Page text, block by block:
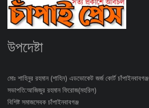
উপদেষ্টা
মোঃ শাহিনুর রহমান (শাহিন) এডভোকেট জর্জ কোর্ট চাঁপাইনবাবগঞ্জ
সভাপতি:আজিজুর রহমান ফিরোজ(মহরিল)
বিশিষ্ট সমাজসেবক চাঁপাইনবাবগঞ্জ